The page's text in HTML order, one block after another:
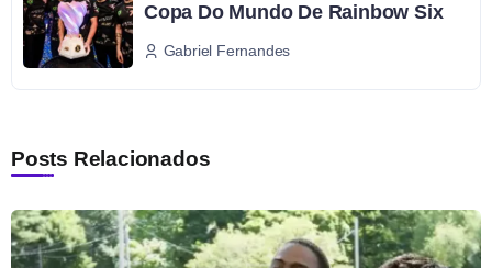
Copa Do Mundo De Rainbow Six
Gabriel Fernandes
Posts Relacionados